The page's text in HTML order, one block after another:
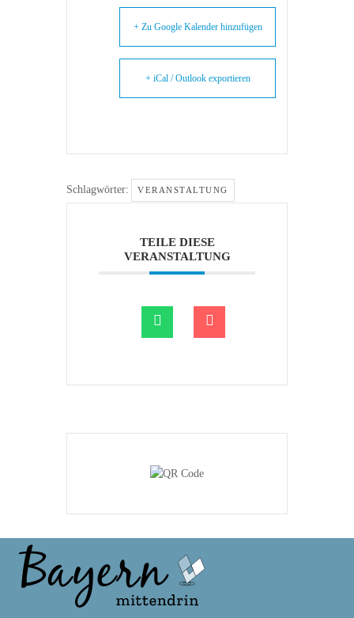
+ Zu Google Kalender hinzufügen
+ iCal / Outlook exportieren
Schlagwörter: VERANSTALTUNG
TEILE DIESE
VERANSTALTUNG